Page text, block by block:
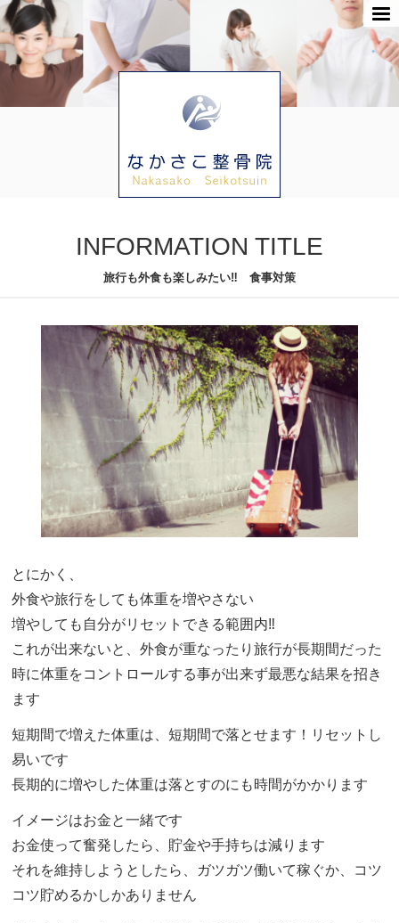
INFORMATION TITLE
旅行も外食も楽しみたい‼️ 食事対策
とにかく、
外食や旅行をしても体重を増やさない
増やしても自分がリセットできる範囲内‼️
これが出来ないと、外食が重なったり旅行が長期間だった
時に体重をコントロールする事が出来ず最悪な結果を招き
ます
短期間で増えた体重は、短期間で落とせます！リセットし
易いです
長期的に増やした体重は落とすのにも時間がかかります
イメージはお金と一緒です
お金使って奮発したら、貯金や手持ちは減ります
それを維持しようとしたら、ガツガツ働いて稼ぐか、コツ
コツ貯めるかしかありません